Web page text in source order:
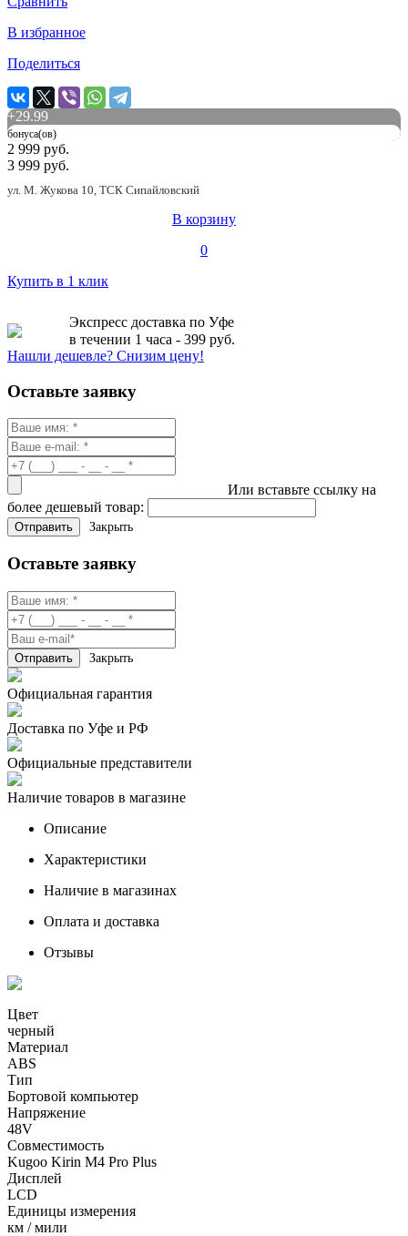
В избранное
Поделиться
+29.99
бонуса(ов)
2 999 руб.
3 999 руб.
ул. М. Жукова 10, ТСК Сипайловский
В корзину
0
Купить в 1 клик
Экспресс доставка по Уфе
в течении 1 часа - 399 руб.
Нашли дешевле? Снизим цену!
Оставьте заявку
Или вставьте ссылку на
более дешевый товар:
Закрыть
Оставьте заявку
Закрыть
Официальная гарантия
Доставка по Уфе и РФ
Официальные представители
Наличие товаров в магазине
Описание
Характеристики
Наличие в магазинах
Оплата и доставка
Отзывы
Цвет
черный
Материал
ABS
Тип
Бортовой компьютер
Напряжение
48V
Совместимость
Kugoo Kirin M4 Pro Plus
Дисплей
LCD
Единицы измерения
км / мили